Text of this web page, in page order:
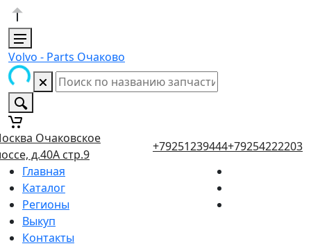
Volvo - Parts Очаково
Очаковское
д.40А стр.9
+79251239444+79254222203
Главная
Каталог
Регионы
Выкуп
Контакты